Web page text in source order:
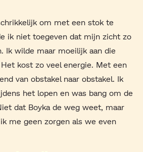
om met een stok te
ik niet toegeven dat mijn zicht zo
Ik wilde maar moeilijk aan die
kost zo veel energie. Met een
van obstakel naar obstakel. Ik
het lopen en was bang om de
dat Boyka de weg weet, maar
me geen zorgen als we even